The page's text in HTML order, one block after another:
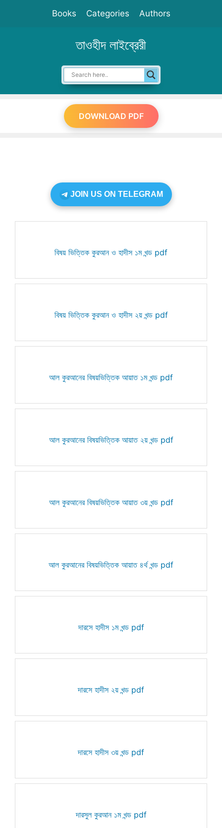
Books Categories Authors
তাওহীদ লাইব্রেরী
DOWNLOAD PDF
JOIN US ON TELEGRAM
বিষয় ভিত্তিক কুরআন ও হাদীস ১ম খন্ড pdf
বিষয় ভিত্তিক কুরআন ও হাদীস ২য় খন্ড pdf
আল কুরআনের বিষয়ভিত্তিক আয়াত ১ম খন্ড pdf
আল কুরআনের বিষয়ভিত্তিক আয়াত ২য় খন্ড pdf
আল কুরআনের বিষয়ভিত্তিক আয়াত ৩য় খন্ড pdf
আল কুরআনের বিষয়ভিত্তিক আয়াত ৪র্থ খন্ড pdf
দারসে হাদীস ১ম খন্ড pdf
দারসে হাদীস ২য় খন্ড pdf
দারসে হাদীস ৩য় খন্ড pdf
দারসুল কুরআন ১ম খন্ড pdf